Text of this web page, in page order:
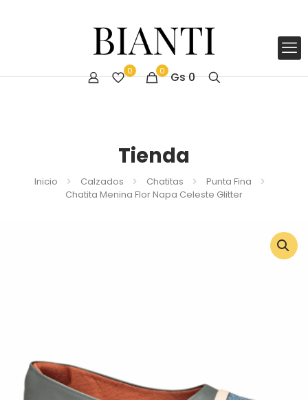
0 0 Gs 0
Tienda
Inicio Calzados Chatitas
Punta Fina
Chatita Menina Flor Napa Celeste Glitter